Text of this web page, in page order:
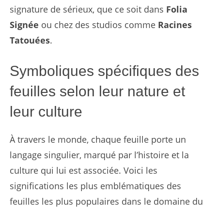
signature de sérieux, que ce soit dans Folia
Signée ou chez des studios comme Racines
Tatouées.
Symboliques spécifiques des
feuilles selon leur nature et
leur culture
À travers le monde, chaque feuille porte un
langage singulier, marqué par l’histoire et la
culture qui lui est associée. Voici les
significations les plus emblématiques des
feuilles les plus populaires dans le domaine du